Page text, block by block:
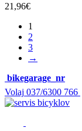
21,96€
1
2
3
→
bikegarage_nr
Volaj 037/6300 766